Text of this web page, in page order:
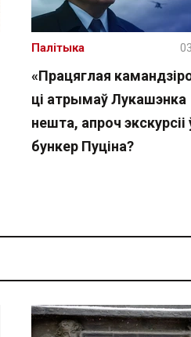
«Працяглая
ці атрымаў Лукашэнка
нешта, апроч экскурсіі
бункер Пуціна?
Палітыка